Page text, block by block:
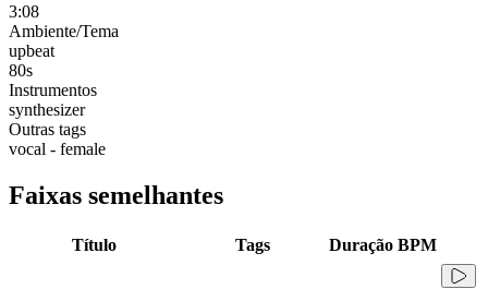
3:08
Ambiente/Tema
upbeat
80s
Instrumentos
synthesizer
Outras tags
vocal - female
Faixas semelhantes
Título Tags Duração BPM